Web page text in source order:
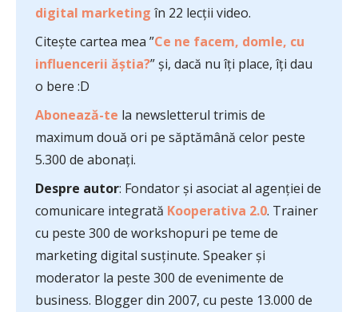
digital marketing în 22 lecții video.
Citește cartea mea ”Ce ne facem, domle, cu
influencerii ăștia?” și, dacă nu îți place, îți dau
o bere :D
Abonează-te la newsletterul trimis de
maximum două ori pe săptămână celor peste
5.300 de abonați.
Despre autor: Fondator și asociat al agenției de
comunicare integrată Kooperativa 2.0. Trainer
cu peste 300 de workshopuri pe teme de
marketing digital susținute. Speaker și
moderator la peste 300 de evenimente de
business. Blogger din 2007, cu peste 13.000 de